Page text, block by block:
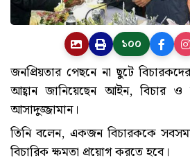
১০০
জনপ্রিয়তার পেছনে না ছুটে
আহ্বান জানিয়েছেন আইন, বিচার ও
আসাদুজ্জামান।
তিনি বলেন, একজন বিচারককে সবসময়
বিচারিক ক্ষমতা প্রয়োগ করতে হবে।